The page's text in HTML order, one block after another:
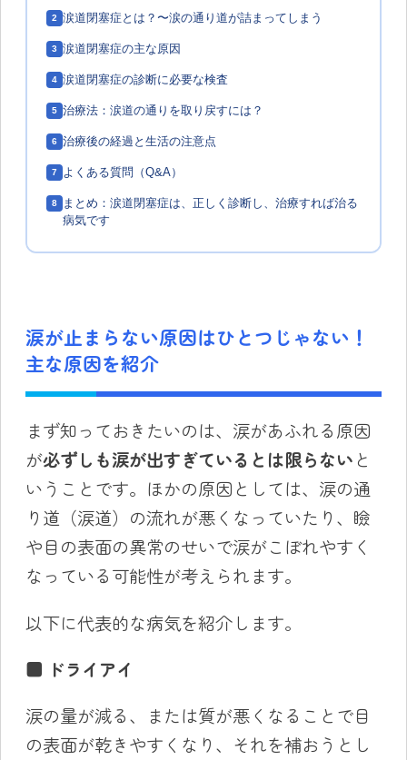
2 涙道閉塞症とは？〜涙の通り道が詰まってしまう
3 涙道閉塞症の主な原因
4 涙道閉塞症の診断に必要な検査
5 治療法：涙道の通りを取り戻すには？
6 治療後の経過と生活の注意点
7 よくある質問（Q&A）
8
まとめ：涙道閉塞症は、正しく診断し、治療すれば治る
病気です
涙が止まらない原因はひとつじゃない！
主な原因を紹介
まず知っておきたいのは、涙があふれる原因
が必ずしも涙が出すぎているとは限らない と
いうことです。ほかの原因としては、涙の通
り道（涙道）の流れが悪くなっていたり、瞼
や目の表面の異常のせいで涙がこぼれやすく
なっている可能性が考えられます。
以下に代表的な病気を紹介します。
■ ドライアイ
涙の量が減る、または質が悪くなることで目
の表面が乾きやすくなり、それを補おうとし